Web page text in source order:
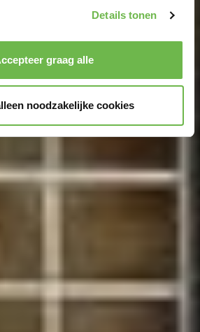
meer gedetailleerde informatie:
Details tonen
graag alle
noodzakelijke cookies